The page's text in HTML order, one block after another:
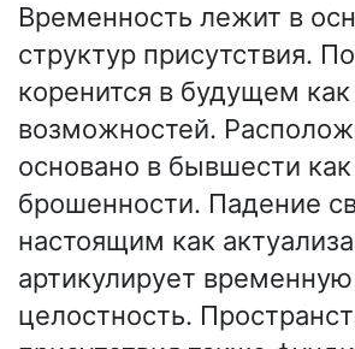
Временность лежит в
структур присутствия.
коренится в будущем
возможностей.
основано в бывшести как
брошенности. Падение
настоящим как
артикулирует временную
целостность.